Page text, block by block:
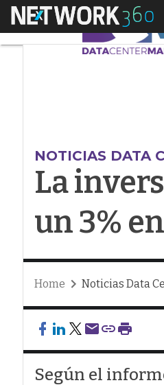
Menú
NOTICIAS DATA
La
un 3%
Home Noticias Data
Según el